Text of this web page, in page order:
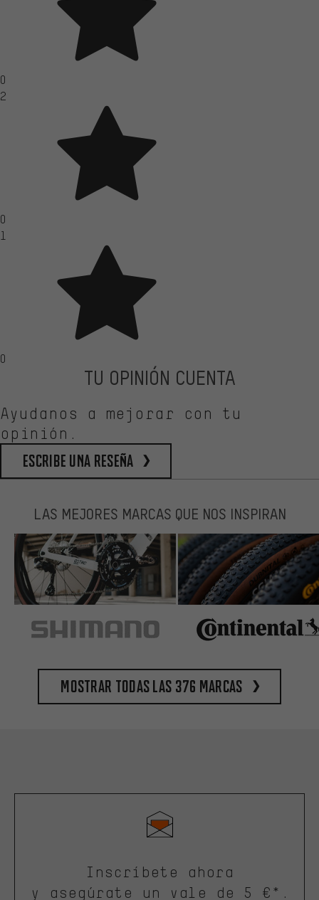
0
2
0
1
0
TU OPINIÓN CUENTA
Ayudanos a mejorar con tu
opinión.
escribe una reseña
LAS MEJORES MARCAS QUE NOS INSPIRAN
Mostrar todas las 376 marcas
Inscríbete ahora
y asegúrate un vale de 5 €*.